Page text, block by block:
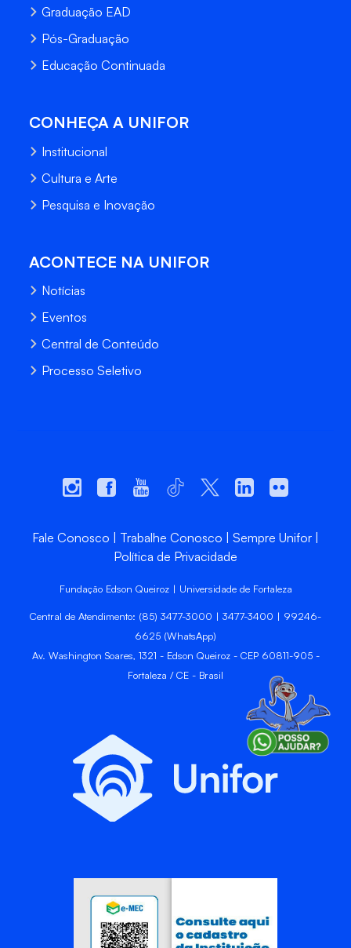
Graduação EAD
Pós-Graduação
Educação Continuada
CONHEÇA A UNIFOR
Institucional
Cultura e Arte
Pesquisa e Inovação
ACONTECE NA UNIFOR
Notícias
Eventos
Central de Conteúdo
Processo Seletivo
Fale Conosco Trabalhe Conosco
Sempre Unifor
Política de Privacidade
Fundação Edson Queiroz | Universidade de Fortaleza
Central de Atendimento: (85) 3477-3000 | 3477-3400 | 99246-
6625 (WhatsApp)
Av. Washington Soares, 1321 - Edson Queiroz - CEP 60811-905 -
Fortaleza / CE - Brasil